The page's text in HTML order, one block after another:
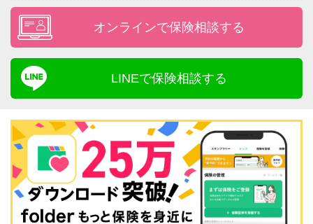
オンラインで保険相談する
LINEで保険相談する